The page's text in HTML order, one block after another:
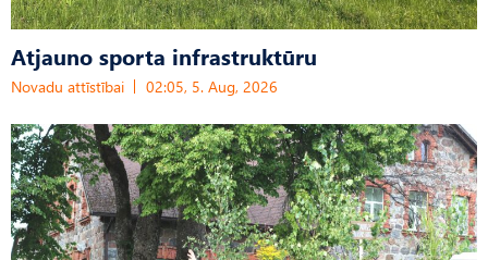
Atjauno sporta infrastruktūru
Novadu attīstībai 02:05, 5. Aug, 2026